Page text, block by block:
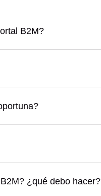
B2M?
¿qué debo hacer?